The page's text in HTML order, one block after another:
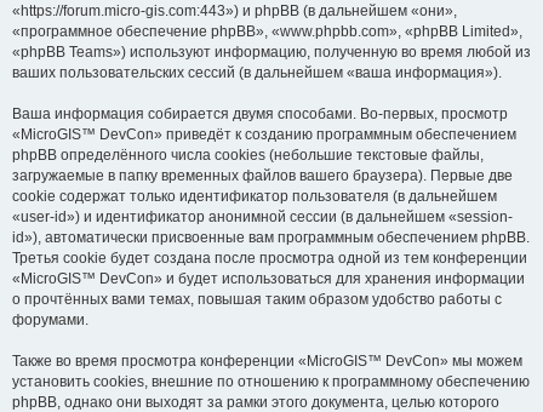
«https://forum.micro-gis.com:443») и phpBB (в дальнейшем «они»,
«программное обеспечение phpBB», «www.phpbb.com», «phpBB Limited»,
«phpBB Teams») используют информацию, полученную во время любой из
ваших пользовательских сессий (в дальнейшем «ваша информация»).
Ваша информация собирается двумя способами. Во-первых, просмотр
«MicroGIS™ DevCon» приведёт к созданию программным обеспечением
phpBB определённого числа cookies (небольшие текстовые файлы,
загружаемые в папку временных файлов вашего браузера). Первые две
cookie содержат только идентификатор пользователя (в дальнейшем
«user-id») и идентификатор анонимной сессии (в дальнейшем «session-
id»), автоматически присвоенные вам программным обеспечением phpBB.
Третья cookie будет создана после просмотра одной из тем конференции
«MicroGIS™ DevCon» и будет использоваться для хранения информации
о прочтённых вами темах, повышая таким образом удобство работы с
форумами.
Также во время просмотра конференции «MicroGIS™ DevCon» мы можем
установить cookies, внешние по отношению к программному обеспечению
phpBB, однако они выходят за рамки этого документа, целью которого